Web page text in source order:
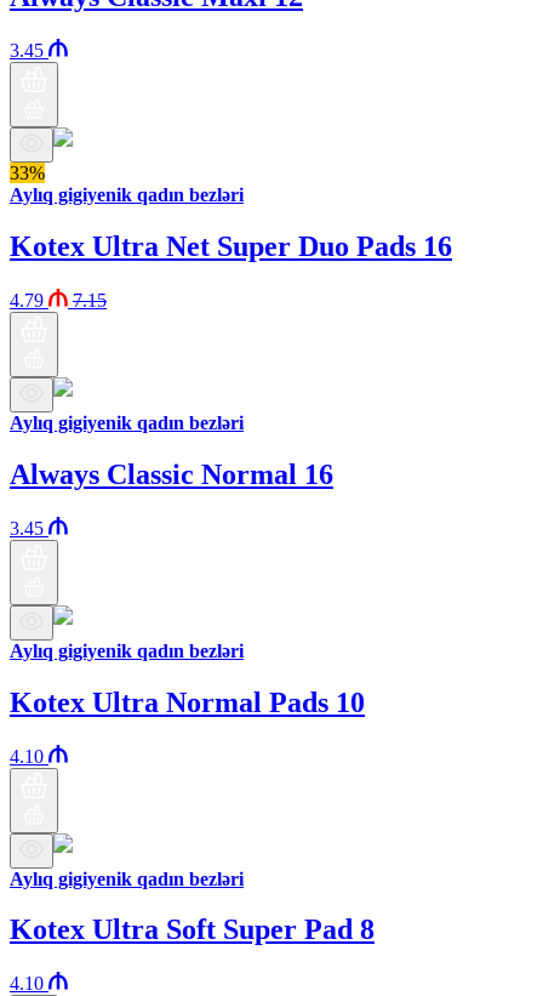
3.45
33%
Aylıq gigiyenik qadın bezləri
Kotex Ultra Net Super Duo Pads 16
4.79 7.15
Aylıq gigiyenik qadın bezləri
Always Classic Normal 16
3.45
Aylıq gigiyenik qadın bezləri
Kotex Ultra Normal Pads 10
4.10
Aylıq gigiyenik qadın bezləri
Kotex Ultra Soft Super Pad 8
4.10